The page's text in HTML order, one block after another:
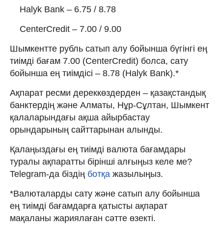
Halyk Bank – 6.75 / 8.78
CenterCredit – 7.00 / 9.00
Шымкентте рубль сатып алу бойынша бүгінгі ең
тиімді бағам 7.00 (CenterCredit) болса, сату
бойынша ең тиімдісі – 8.78 (Halyk Bank).*
Ақпарат ресми дереккөздерден – қазақстандық
банктердің және Алматы, Нұр-Сұлтан, Шымкент
қалаларындағы ақша айырбастау
орындарының сайттарынан алынды.
Қалаңыздағы ең тиімді валюта бағамдары
туралы ақпаратты бірінші алғыңыз келе ме?
Telegram-да біздің ботқа жазылыңыз.
*Валюталарды сату және сатып алу бойынша
ең тиімді бағамдарға қатысты ақпарат
мақаланы жариялаған сәтте өзекті.